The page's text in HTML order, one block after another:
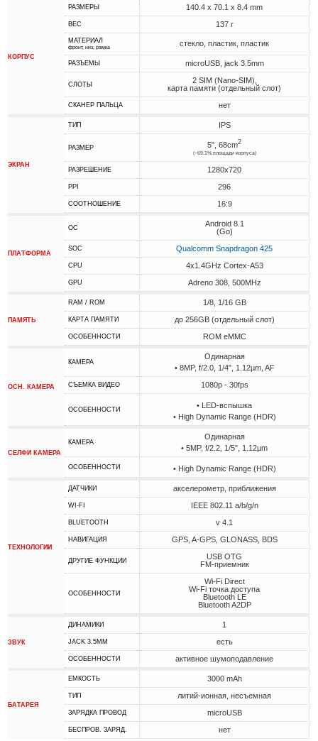
КОРПУС
РАЗМЕРЫ 140.4 x 70.1 x 8.4 mm
ВЕС 137 г
МАТЕРИАЛ
фронт, низ, рамка стекло, пластик, пластик
РАЗЪЕМЫ microUSB, jack 3.5mm
СЛОТЫ
2 SIM (Nano-SIM),
карта памяти (отдельный слот)
СКАНЕР ПАЛЬЦА нет
ЭКРАН
ТИП IPS
РАЗМЕР 5", 68cm2
(~69.1% площади корпуса)
РАЗРЕШЕНИЕ 1280x720
PPI 296
СООТНОШЕНИЕ 16:9
ПЛАТФОРМА
ОС
Android 8.1
(Go)
SOC Qualcomm Snapdragon 425
CPU 4x1.4GHz Cortex-A53
GPU Adreno 308, 500MHz
ПАМЯТЬ
RAM / ROM 1/8, 1/16 GB
КАРТА ПАМЯТИ до 256GB (отдельный слот)
ОСОБЕННОСТИ ROM eMMC
ОСН. КАМЕРА
КАМЕРА
Одинарная
• 8MP, f/2.0, 1/4", 1.12µm, AF
СЪЕМКА ВИДЕО 1080p - 30fps
ОСОБЕННОСТИ
• LED-вспышка
• High Dynamic Range (HDR)
СЕЛФИ КАМЕРА
КАМЕРА
Одинарная
• 5MP, f/2.2, 1/5", 1.12µm
ОСОБЕННОСТИ • High Dynamic Range (HDR)
ТЕХНОЛОГИИ
ДАТЧИКИ акселерометр, приближения
WI-FI IEEE 802.11 a/b/g/n
BLUETOOTH v 4.1
НАВИГАЦИЯ GPS, A-GPS, GLONASS, BDS
ДРУГИЕ ФУНКЦИИ
USB OTG
FM-приемник
ОСОБЕННОСТИ
Wi-Fi Direct
Wi-Fi точка доступа
Bluetooth LE
Bluetooth A2DP
ЗВУК
ДИНАМИКИ 1
JACK 3.5MM есть
ОСОБЕННОСТИ активное шумоподавление
БАТАРЕЯ
ЕМКОСТЬ 3000 mAh
ТИП литий-ионная, несъемная
ЗАРЯДКА ПРОВОД microUSB
БЕСПРОВ. ЗАРЯД. нет